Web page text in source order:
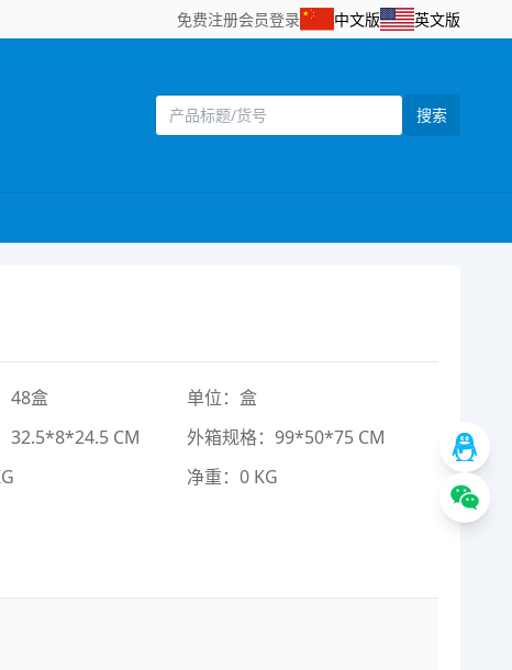
免费注册会员登录 中文版 英文版
搜索
48盒
单位：盒
32.5*8*24.5 CM
外箱规格：99*50*75 CM
净重：0 KG